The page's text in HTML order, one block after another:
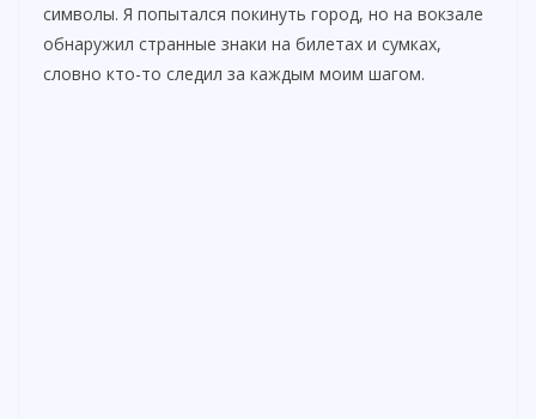
символы. Я попытался покинуть город, но на вокзале
обнаружил странные знаки на билетах и сумках,
словно кто-то следил за каждым моим шагом.